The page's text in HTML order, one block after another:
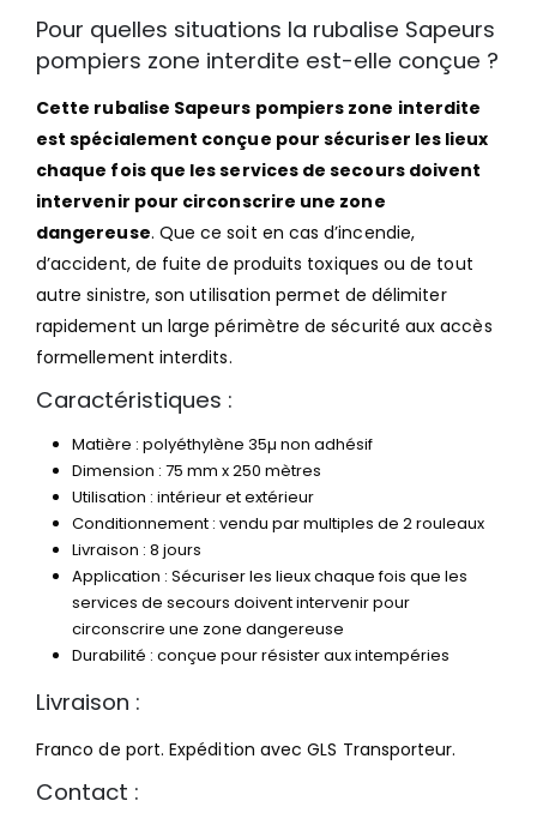
Pour quelles situations la rubalise Sapeurs
pompiers zone interdite est-elle conçue ?
Cette rubalise Sapeurs pompiers zone interdite
est spécialement conçue pour sécuriser les lieux
chaque fois que les services de secours doivent
intervenir pour circonscrire une zone
dangereuse. Que ce soit en cas d’incendie,
d’accident, de fuite de produits toxiques ou de tout
autre sinistre, son utilisation permet de délimiter
rapidement un large périmètre de sécurité aux accès
formellement interdits.
Caractéristiques :
Matière : polyéthylène 35µ non adhésif
Dimension : 75 mm x 250 mètres
Utilisation : intérieur et extérieur
Conditionnement : vendu par multiples de 2 rouleaux
Livraison : 8 jours
Application : Sécuriser les lieux chaque fois que les
services de secours doivent intervenir pour
circonscrire une zone dangereuse
Durabilité : conçue pour résister aux intempéries
Livraison :
Franco de port. Expédition avec GLS Transporteur.
Contact :